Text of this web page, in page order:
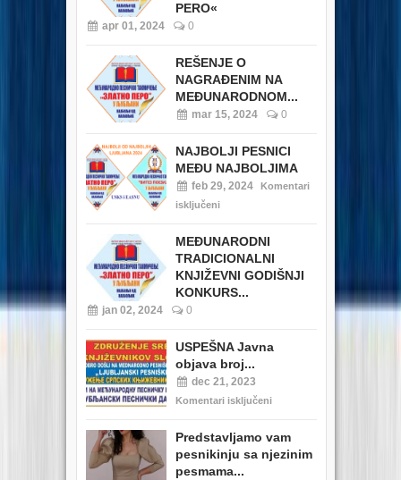
PERO«
apr 01, 2024 0
REŠENJE O
NAGRAĐENIM NA
MEĐUNARODNOM...
mar 15, 2024 0
NAJBOLJI PESNICI
MEĐU NAJBOLJIMA
feb 29, 2024
Komentari
isključeni
MEĐUNARODNI
TRADICIONALNI
KNJIŽEVNI GODIŠNJI
KONKURS...
jan 02, 2024 0
USPEŠNA Javna
objava broj...
dec 21, 2023
Komentari isključeni
Predstavljamo vam
pesnikinju sa njezinim
pesmama...